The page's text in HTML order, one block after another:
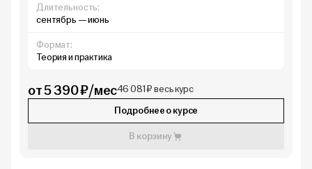
Длительность:
сентябрь — июнь
Формат:
Теория и практика
от 5 390 ₽/мес46 081 ₽ весь курс
Подробнее о курсе
В корзину